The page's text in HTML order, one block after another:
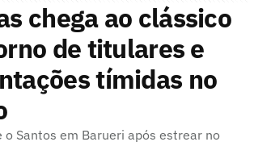
chega ao clássico
de titulares e
tímidas no
o Santos em Barueri após estrear no